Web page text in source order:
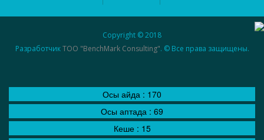
Copyright © 2018
РазработчикТОО "BenchMark Consulting". © Все права защищены.
Осы айда : 170
Осы аптада : 69
Кеше : 15